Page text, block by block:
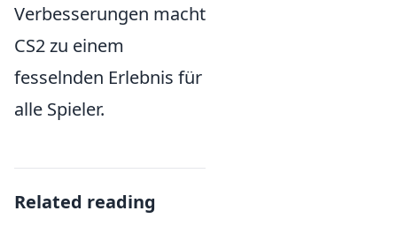
Verbesserungen macht
CS2 zu einem
fesselnden Erlebnis für
alle Spieler.
Related reading